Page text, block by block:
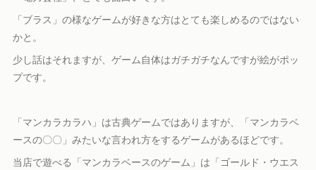
「ブラス」の様なゲームが好きな方はとても楽しめるのではない
かと。
少し話はそれますが、ゲーム自体はガチガチなんですが絵がポッ
プです。
「マンカラカラハ」は古典ゲームではありますが、「マンカラベ
ースの〇〇」みたいな言われ方をするゲームがあるほどです。
当店で遊べる「マンカラベースのゲーム」は「ゴールド・ウエス